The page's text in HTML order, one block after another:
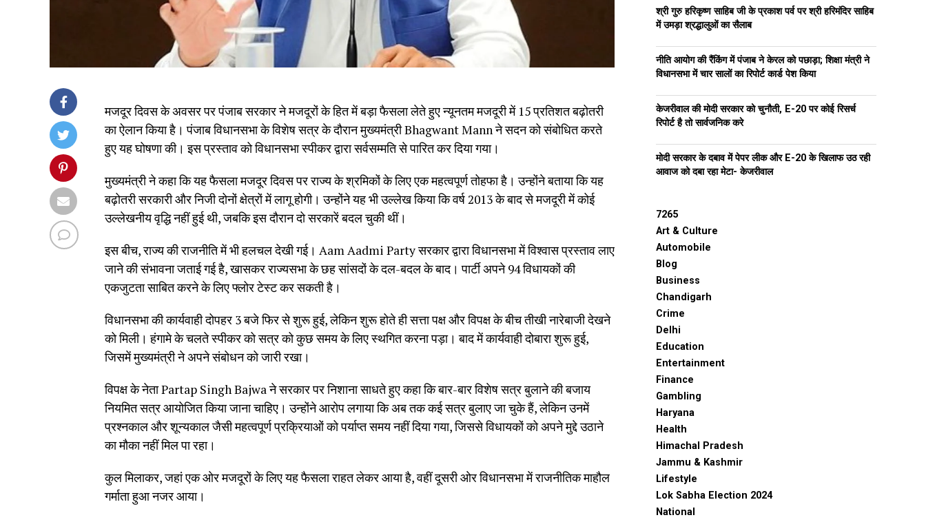
मजदूर दिवस के अवसर पर पंजाब सरकार ने मजदूरों के हित में बड़ा फैसला लेते हुए न्यूनतम मजदूरी में 15 प्रतिशत बढ़ोतरी
का ऐलान किया है। पंजाब विधानसभा के विशेष सत्र के दौरान मुख्यमंत्री Bhagwant Mann ने सदन को संबोधित करते
हुए यह घोषणा की। इस प्रस्ताव को विधानसभा स्पीकर द्वारा सर्वसम्मति से पारित कर दिया गया।
मुख्यमंत्री ने कहा कि यह फैसला मजदूर दिवस पर राज्य के श्रमिकों के लिए एक महत्वपूर्ण तोहफा है। उन्होंने बताया कि यह
बढ़ोतरी सरकारी और निजी दोनों क्षेत्रों में लागू होगी। उन्होंने यह भी उल्लेख किया कि वर्ष 2013 के बाद से मजदूरी में कोई
उल्लेखनीय वृद्धि नहीं हुई थी, जबकि इस दौरान दो सरकारें बदल चुकी थीं।
इस बीच, राज्य की राजनीति में भी हलचल देखी गई। Aam Aadmi Party सरकार द्वारा विधानसभा में विश्वास प्रस्ताव लाए
जाने की संभावना जताई गई है, खासकर राज्यसभा के छह सांसदों के दल-बदल के बाद। पार्टी अपने 94 विधायकों की
एकजुटता साबित करने के लिए फ्लोर टेस्ट कर सकती है।
विधानसभा की कार्यवाही दोपहर 3 बजे फिर से शुरू हुई, लेकिन शुरू होते ही सत्ता पक्ष और विपक्ष के बीच तीखी नारेबाजी देखने
को मिली। हंगामे के चलते स्पीकर को सत्र को कुछ समय के लिए स्थगित करना पड़ा। बाद में कार्यवाही दोबारा शुरू हुई,
जिसमें मुख्यमंत्री ने अपने संबोधन को जारी रखा।
विपक्ष के नेता Partap Singh Bajwa ने सरकार पर निशाना साधते हुए कहा कि बार-बार विशेष सत्र बुलाने की बजाय
नियमित सत्र आयोजित किया जाना चाहिए। उन्होंने आरोप लगाया कि अब तक कई सत्र बुलाए जा चुके हैं, लेकिन उनमें
प्रश्नकाल और शून्यकाल जैसी महत्वपूर्ण प्रक्रियाओं को पर्याप्त समय नहीं दिया गया, जिससे विधायकों को अपने मुद्दे उठाने
का मौका नहीं मिल पा रहा।
कुल मिलाकर, जहां एक ओर मजदूरों के लिए यह फैसला राहत लेकर आया है, वहीं दूसरी ओर विधानसभा में राजनीतिक माहौल
गर्माता हुआ नजर आया।
श्री गुरु हरिकृष्ण साहिब जी के प्रकाश पर्व पर श्री हरिमंदिर साहिब
में उमड़ा श्रद्धालुओं का सैलाब
नीति आयोग की रैंकिंग में पंजाब ने केरल को पछाड़ा; शिक्षा मंत्री ने
विधानसभा में चार सालों का रिपोर्ट कार्ड पेश किया
केजरीवाल की मोदी सरकार को चुनौती, E-20 पर कोई रिसर्च
रिपोर्ट है तो सार्वजनिक करे
मोदी सरकार के दबाव में पेपर लीक और E-20 के खिलाफ उठ रही
आवाज को दबा रहा मेटा- केजरीवाल
7265
Art & Culture
Automobile
Blog
Business
Chandigarh
Crime
Delhi
Education
Entertainment
Finance
Gambling
Haryana
Health
Himachal Pradesh
Jammu & Kashmir
Lifestyle
Lok Sabha Election 2024
National